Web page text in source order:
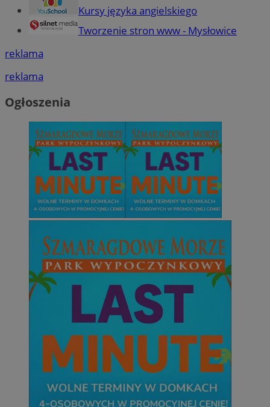
Kursy języka angielskiego
Tworzenie stron www - Mysłowice
reklama
reklama
Ogłoszenia